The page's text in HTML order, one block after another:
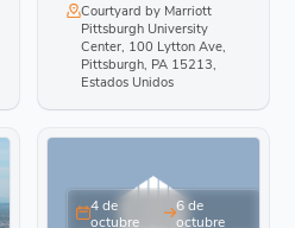
Courtyard by Marriott
Pittsburgh University
Center, 100 Lytton Ave,
Pittsburgh, PA 15213,
Estados Unidos
4 de
octubre
6 de
octubre